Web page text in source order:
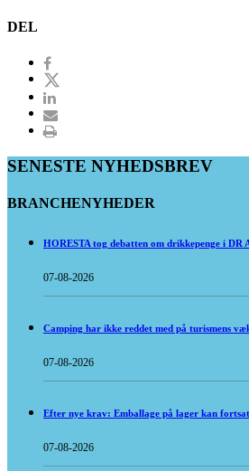
DEL
SENESTE NYHEDSBREV
BRANCHENYHEDER
HORESTA tog debatten om drikkepenge i DR
07-08-2026
Camping har ikke reddet med på turismens
07-08-2026
Efter nye krav: Emballage på lager kan
07-08-2026